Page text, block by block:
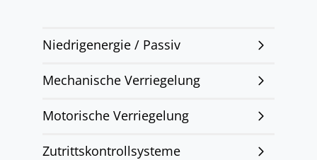
Niedrigenergie / Passiv
Mechanische Verriegelung
Motorische Verriegelung
Zutrittskontrollsysteme